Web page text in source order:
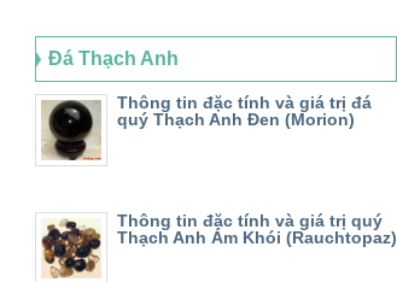
Đá Thạch Anh
Thông tin đặc tính và giá trị đá
quý Thạch Anh Đen (Morion)
Thông tin đặc tính và giá trị quý
Thạch Anh Ám Khói (Rauchtopaz)